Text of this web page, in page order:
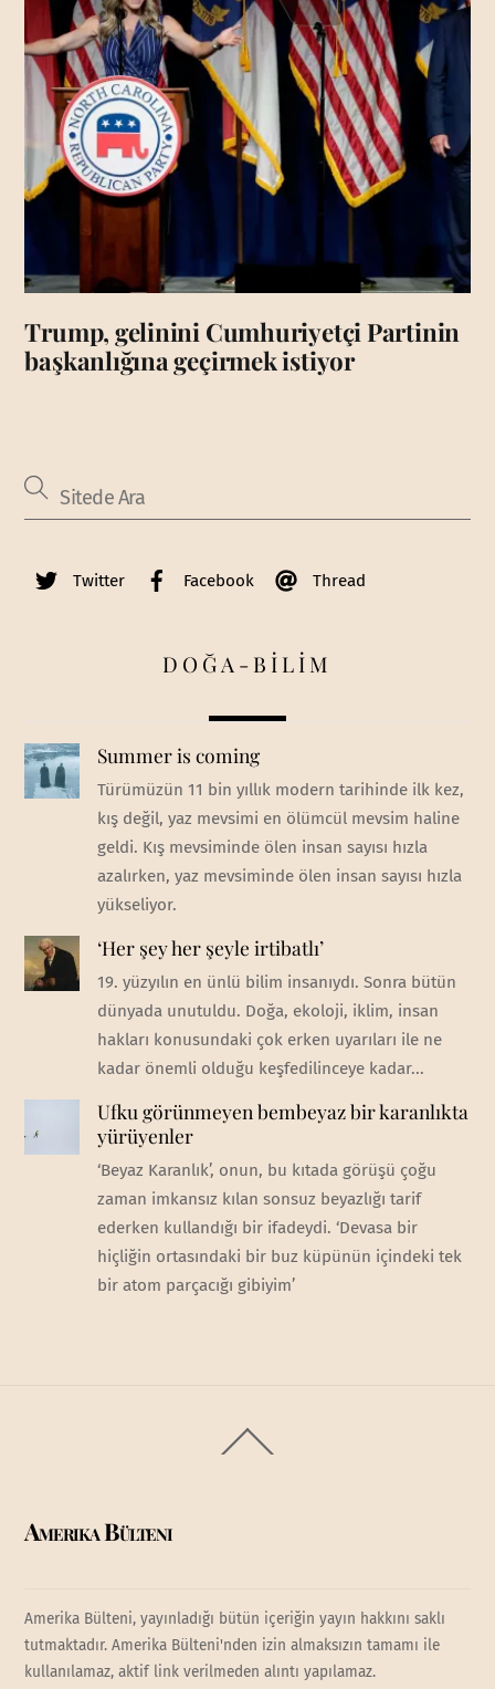
Trump, gelinini Cumhuriyetçi Partinin
başkanlığına geçirmek istiyor
Twitter Facebook Thread
DOĞA-BİLİM
Summer is coming
Türümüzün 11 bin yıllık modern tarihinde ilk kez,
kış değil, yaz mevsimi en ölümcül mevsim haline
geldi. Kış mevsiminde ölen insan sayısı hızla
azalırken, yaz mevsiminde ölen insan sayısı hızla
yükseliyor.
‘Her şey her şeyle irtibatlı’
19. yüzyılın en ünlü bilim insanıydı. Sonra bütün
dünyada unutuldu. Doğa, ekoloji, iklim, insan
hakları konusundaki çok erken uyarıları ile ne
kadar önemli olduğu keşfedilinceye kadar...
Ufku görünmeyen bembeyaz bir karanlıkta
yürüyenler
‘Beyaz Karanlık’, onun, bu kıtada görüşü çoğu
zaman imkansız kılan sonsuz beyazlığı tarif
ederken kullandığı bir ifadeydi. ‘Devasa bir
hiçliğin ortasındaki bir buz küpünün içindeki tek
bir atom parçacığı gibiyim’
To
Amerika Bülteni
Amerika Bülteni, yayınladığı bütün içeriğin yayın hakkını saklı
tutmaktadır. Amerika Bülteni'nden izin almaksızın tamamı ile
kullanılamaz, aktif link verilmeden alıntı yapılamaz.